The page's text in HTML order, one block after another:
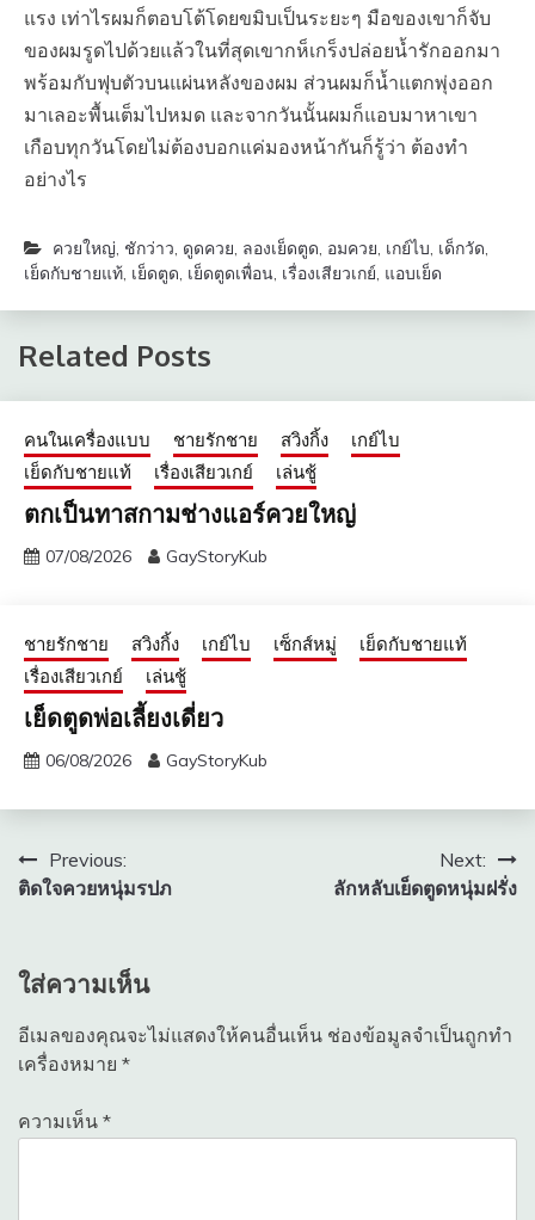
แรง เท่าไรผมก็ตอบโต้โดยขมิบเป็นระยะๆ มือของเขาก็จับ
ของผมรูดไปด้วยแล้วในที่สุดเขากห็เกร็งปล่อยน้ำรักออกมา
พร้อมกับฟุบตัวบนแผ่นหลังของผม ส่วนผมก็น้ำแตกพุ่งออก
มาเลอะพื้นเต็มไปหมด และจากวันนั้นผมก็แอบมาหาเขา
เกือบทุกวันโดยไม่ต้องบอกแค่มองหน้ากันก็รู้ว่า ต้องทำ
อย่างไร
ควยใหญ่, ชักว่าว, ดูดควย, ลองเย็ดตูด, อมควย, เกย์ไบ, เด็กวัด,
เย็ดกับชายแท้, เย็ดตูด, เย็ดตูดเพื่อน, เรื่องเสียวเกย์, แอบเย็ด
Related Posts
คนในเครื่องแบบ ชายรักชาย สวิงกิ้ง
เกย์ไบ
เย็ดกับชายแท้
เรื่องเสียวเกย์ เล่นชู้
ตกเป็นทาสกามช่างแอร์ควยใหญ่
07/08/2026 GayStoryKub
ชายรักชาย สวิงกิ้ง เกย์ไบ เซ็กส์หมู่
เย็ดกับชายแท้
เรื่องเสียวเกย์
เล่นชู้
เย็ดตูดพ่อเลี้ยงเดี่ยว
06/08/2026 GayStoryKub
แนะแนว
เรื่อง
Previous:
ติดใจควยหนุ่มรปภ
Next:
ลักหลับเย็ดตูดหนุ่มฝรั่ง
ใส่ความเห็น
อีเมลของคุณจะไม่แสดงให้คนอื่นเห็น ช่องข้อมูลจำเป็นถูกทำ
เครื่องหมาย *
ความเห็น *